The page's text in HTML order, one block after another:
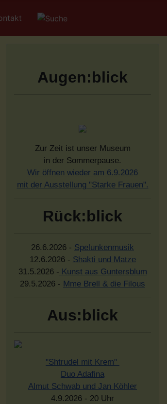
Augen:blick
Zur Zeit ist unser Museum
in der Sommerpause.
Wir öffnen wieder am 6.9.2026
mit der Ausstellung "Starke Frauen".
Rück:blick
26.6.2026 - Spelunkenmusik
12.6.2026 - Shakti und Matze
31.5.2026 - Kunst aus Guntersblum
29.5.2026 - Mme Brell & die Filous
Aus:blick
"Shtrudel mit Krem"
Duo Adafina
Almut Schwab und Jan Köhler
4.9.2026 - 20 Uhr